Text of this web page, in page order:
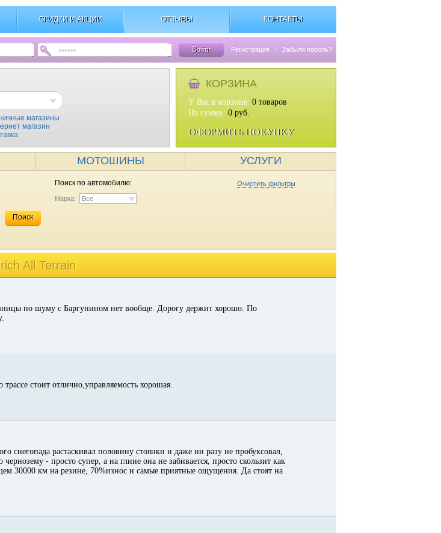
СКИДКИ И АКЦИИ ОТЗЫВЫ КОНТАКТЫ
Войти Регистрация | Забыли пароль?
магазины
магазин
КОРЗИНА
У Вас в корзине: 0 товаров
На сумму: 0 руб.
ОФОРМИТЬ ПОКУПКУ
МОТОШИНЫ УСЛУГИ
Поиск
Поиск по автомобилю: Очистить фильтры
Марка: Все
All Terrain
по шуму с Баргунином нет вообще. Дорогу держит хорошо. По
стоит отлично,управляемость хорошая.
снегопада растаскивал половину стоянки и даже ни разу не пробуксовал,
- просто супер, а на глине она не забивается, просто скользит как
30000 км на резине, 70%износ и самые приятные ощущения. Да стоят на